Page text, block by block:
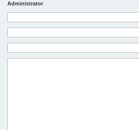
Administrator